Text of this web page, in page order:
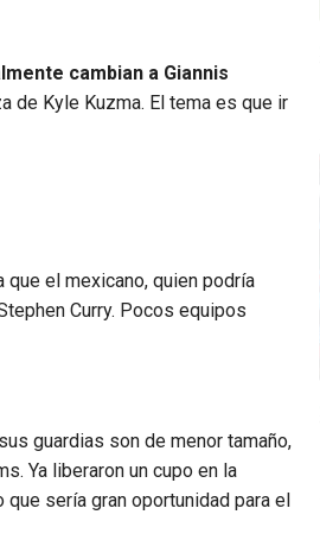
cambian a Giannis
de Kyle Kuzma. El tema es que ir
que el mexicano, quien podría
Curry. Pocos equipos
guardias son de menor tamaño,
Ya liberaron un cupo en la
sería gran oportunidad para el